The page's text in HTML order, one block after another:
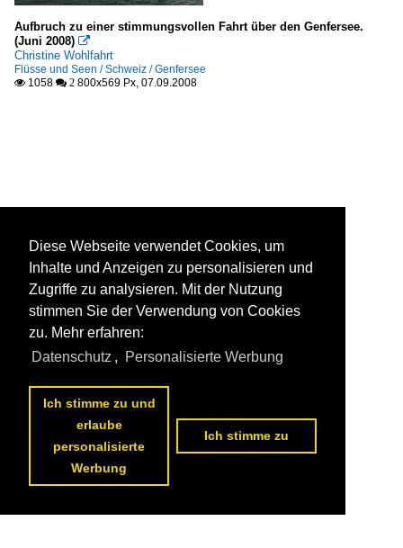
Aufbruch zu einer stimmungsvollen Fahrt über den Genfersee.
(Juni 2008) 
Christine Wohlfahrt
Flüsse und Seen / Schweiz / Genfersee
 1058  2 800x569 Px, 07.09.2008
Diese Webseite verwendet Cookies, um
Inhalte und Anzeigen zu personalisieren und
Zugriffe zu analysieren. Mit der Nutzung
stimmen Sie der Verwendung von Cookies
zu. Mehr erfahren:
Datenschutz , Personalisierte Werbung
Ich stimme zu und
erlaube
personalisierte
Werbung
Ich stimme zu